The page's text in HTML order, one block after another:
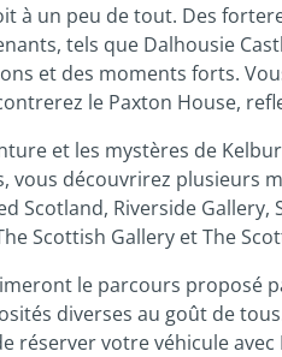
à un peu de tout. Des
tels que Dalhousie
et des moments forts.
le Paxton House,
et les mystères de
vous découvrirez plusieurs
Scotland, Riverside
Scottish Gallery et The
le parcours proposé
diverses au goût de
réserver votre véhicule